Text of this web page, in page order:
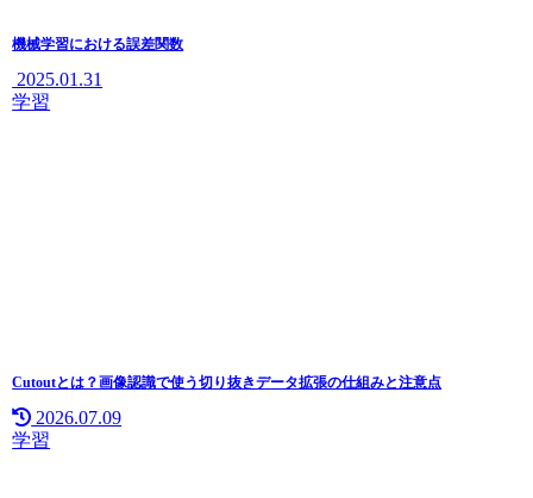
機械学習における誤差関数
2025.01.31
学習
Cutoutとは？画像認識で使う切り抜きデータ拡張の仕組みと注意点
2026.07.09
学習